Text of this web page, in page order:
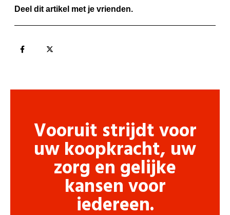
Deel dit artikel met je vrienden.
Vooruit strijdt voor
uw koopkracht, uw
zorg en gelijke
kansen voor
iedereen.